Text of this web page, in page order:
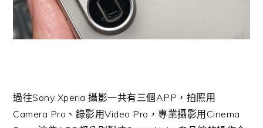
過往Sony Xperia 攝影一共有三個APP，拍照用
Camera Pro、錄影用Video Pro，專業攝影用Cinema